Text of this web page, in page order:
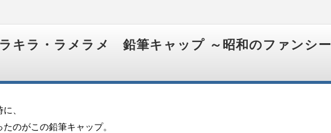
キラ・ラメラメ 鉛筆キャップ ～昭和のファンシー
、
たのがこの鉛筆キャップ。